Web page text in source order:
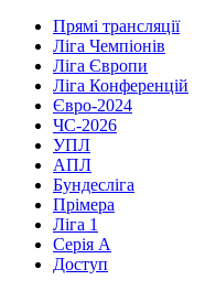
Прямі трансляції
Ліга Чемпіонів
Ліга Європи
Ліга Конференцій
Євро-2024
ЧС-2026
УПЛ
АПЛ
Бундесліга
Прімера
Ліга 1
Серія А
Доступ